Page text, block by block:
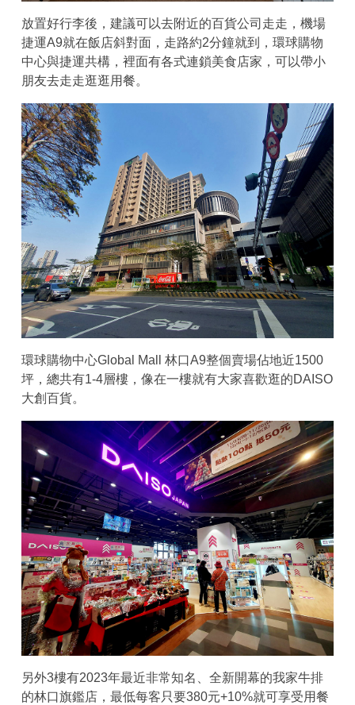
放置好行李後，建議可以去附近的百貨公司走走，機場
捷運A9就在飯店斜對面，走路約2分鐘就到，環球購物
中心與捷運共構，裡面有各式連鎖美食店家，可以帶小
朋友去走走逛逛用餐。
環球購物中心Global Mall 林口A9整個賣場佔地近1500
坪，總共有1-4層樓，像在一樓就有大家喜歡逛的DAISO
大創百貨。
另外3樓有2023年最近非常知名、全新開幕的我家牛排
的林口旗鑑店，最低每客只要380元+10%就可享受用餐